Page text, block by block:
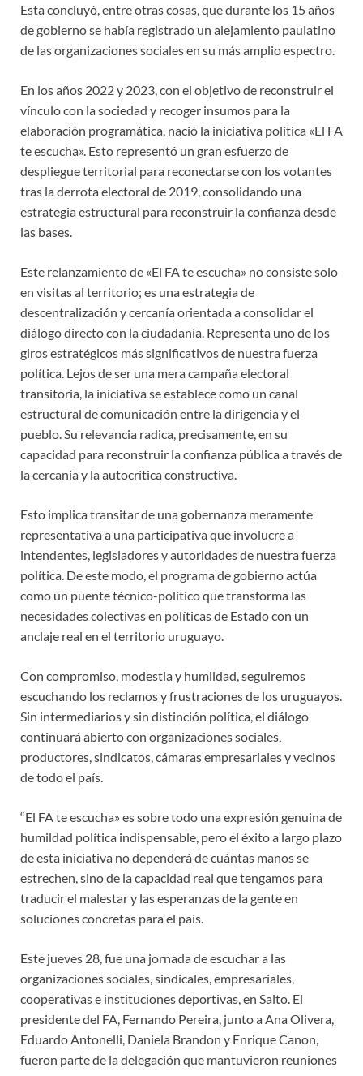
Esta concluyó, entre otras cosas, que durante los 15 años
de gobierno se había registrado un alejamiento paulatino
de las organizaciones sociales en su más amplio espectro.
En los años 2022 y 2023, con el objetivo de reconstruir el
vínculo con la sociedad y recoger insumos para la
elaboración programática, nació la iniciativa política «El FA
te escucha». Esto representó un gran esfuerzo de
despliegue territorial para reconectarse con los votantes
tras la derrota electoral de 2019, consolidando una
estrategia estructural para reconstruir la confianza desde
las bases.
Este relanzamiento de «El FA te escucha» no consiste solo
en visitas al territorio; es una estrategia de
descentralización y cercanía orientada a consolidar el
diálogo directo con la ciudadanía. Representa uno de los
giros estratégicos más significativos de nuestra fuerza
política. Lejos de ser una mera campaña electoral
transitoria, la iniciativa se establece como un canal
estructural de comunicación entre la dirigencia y el
pueblo. Su relevancia radica, precisamente, en su
capacidad para reconstruir la confianza pública a través de
la cercanía y la autocrítica constructiva.
Esto implica transitar de una gobernanza meramente
representativa a una participativa que involucre a
intendentes, legisladores y autoridades de nuestra fuerza
política. De este modo, el programa de gobierno actúa
como un puente técnico-político que transforma las
necesidades colectivas en políticas de Estado con un
anclaje real en el territorio uruguayo.
Con compromiso, modestia y humildad, seguiremos
escuchando los reclamos y frustraciones de los uruguayos.
Sin intermediarios y sin distinción política, el diálogo
continuará abierto con organizaciones sociales,
productores, sindicatos, cámaras empresariales y vecinos
de todo el país.
“El FA te escucha» es sobre todo una expresión genuina de
humildad política indispensable, pero el éxito a largo plazo
de esta iniciativa no dependerá de cuántas manos se
estrechen, sino de la capacidad real que tengamos para
traducir el malestar y las esperanzas de la gente en
soluciones concretas para el país.
Este jueves 28, fue una jornada de escuchar a las
organizaciones sociales, sindicales, empresariales,
cooperativas e instituciones deportivas, en Salto. El
presidente del FA, Fernando Pereira, junto a Ana Olivera,
Eduardo Antonelli, Daniela Brandon y Enrique Canon,
fueron parte de la delegación que mantuvieron reuniones